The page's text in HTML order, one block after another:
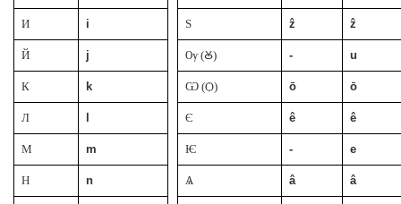
И i Ѕ ẑ ẑ
Й j Ѹ (Ꙋ) - u
К k Ѡ (Ѻ) ō ō
Л Є ê ê
М m Ѥ - e
Н n Ѧ â â